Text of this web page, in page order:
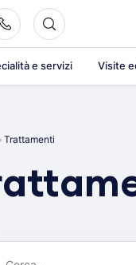
e servizi Visite
Trattamenti